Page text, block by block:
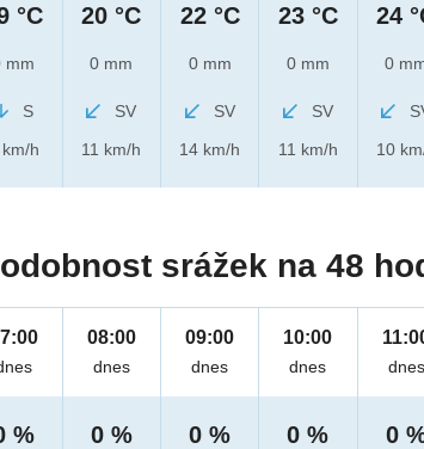
°C
mm
S
h
20 °C
0 mm
SV
11 km/h
22 °C
0 mm
SV
14 km/h
23 °C
0 mm
SV
11 km/h
24
0
10
srážek na 48
%
08:00
dnes
0 %
09:00
dnes
0 %
10:00
dnes
0 %
dnes
0